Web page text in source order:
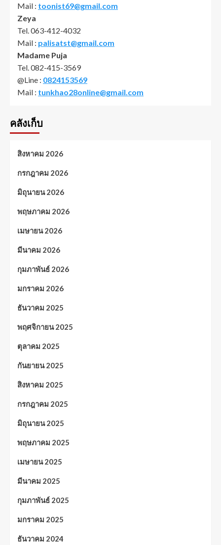
Mail : toonist69@gmail.com
Zeya
Tel. 063-412-4032
Mail : palisatst@gmail.com
Madame Puja
Tel. 082-415-3569
@Line : 0824153569
Mail : tunkhao28online@gmail.com
คลังเก็บ
สิงหาคม 2026
กรกฎาคม 2026
มิถุนายน 2026
พฤษภาคม 2026
เมษายน 2026
มีนาคม 2026
กุมภาพันธ์ 2026
มกราคม 2026
ธันวาคม 2025
พฤศจิกายน 2025
ตุลาคม 2025
กันยายน 2025
สิงหาคม 2025
กรกฎาคม 2025
มิถุนายน 2025
พฤษภาคม 2025
เมษายน 2025
มีนาคม 2025
กุมภาพันธ์ 2025
มกราคม 2025
ธันวาคม 2024